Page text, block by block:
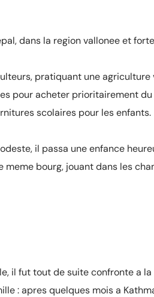
dans la region vallonee et
pratiquant une agriculture
pour acheter prioritairement
scolaires pour les enfants.
il passa une enfance
meme bourg, jouant dans les
il fut tout de suite confronte a
: apres quelques mois a